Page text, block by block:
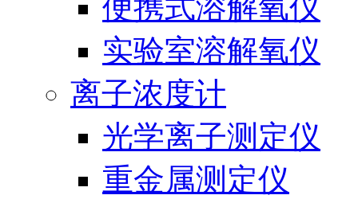
便携式溶解氧仪
实验室溶解氧仪
离子浓度计
光学离子测定仪
重金属测定仪